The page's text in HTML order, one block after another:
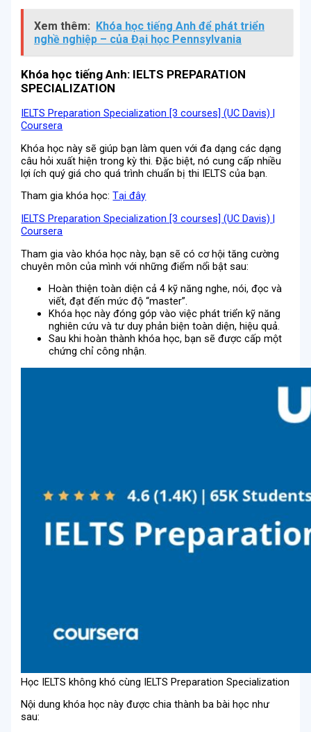
Xem thêm: Khóa học tiếng Anh để phát triển
nghề nghiệp – của Đại học Pennsylvania
Khóa học tiếng Anh: IELTS PREPARATION
SPECIALIZATION
IELTS Preparation Specialization [3 courses] (UC Davis) |
Coursera
Khóa học này sẽ giúp bạn làm quen với đa dạng các dạng
câu hỏi xuất hiện trong kỳ thi. Đặc biệt, nó cung cấp nhiều
lợi ích quý giá cho quá trình chuẩn bị thi IELTS của bạn.
Tham gia khóa học:Tại đây
IELTS Preparation Specialization [3 courses] (UC Davis) |
Coursera
Tham gia vào khóa học này, bạn sẽ có cơ hội tăng cường
chuyên môn của mình với những điểm nổi bật sau:
Hoàn thiện toàn diện cả 4 kỹ năng nghe, nói, đọc và
viết, đạt đến mức độ “master”.
Khóa học này đóng góp vào việc phát triển kỹ năng
nghiên cứu và tư duy phản biện toàn diện, hiệu quả.
Sau khi hoàn thành khóa học, bạn sẽ được cấp một
chứng chỉ công nhận.
Học IELTS không khó cùng IELTS Preparation Specialization
Nội dung khóa học này được chia thành ba bài học như
sau: